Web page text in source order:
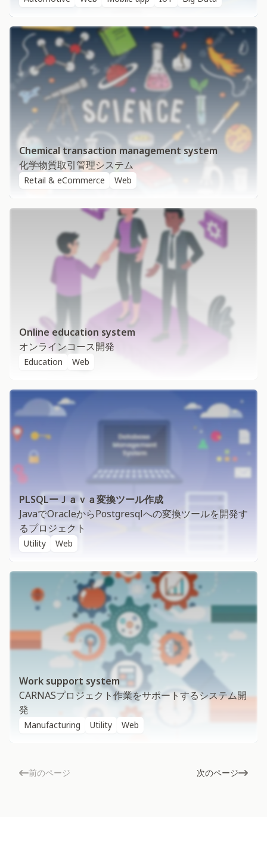
Chemical transaction management system
化学物質取引管理システム
Retail & eCommerce Web
Online education system
オンラインコース開発
Education Web
PLSQLーＪａｖａ変換ツール作成
JavaでOracleからPostgresqlへの変換ツールを開発す
るプロジェクト
Utility Web
Work support system
CARNASプロジェクト作業をサポートするシステム開
発
Manufacturing Utility Web
前のページ 次のページ